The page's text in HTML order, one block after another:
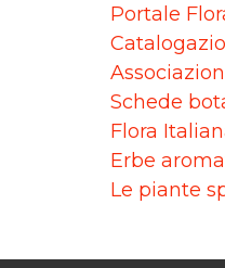
Portale
Schede
Flora
Erbe
Le piante